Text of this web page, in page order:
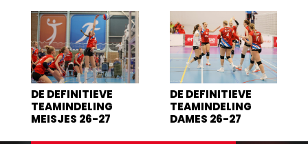
DE DEFINITIEVE
TEAMINDELING
MEISJES 26-27
DE DEFINITIEVE
TEAMINDELING
DAMES 26-27